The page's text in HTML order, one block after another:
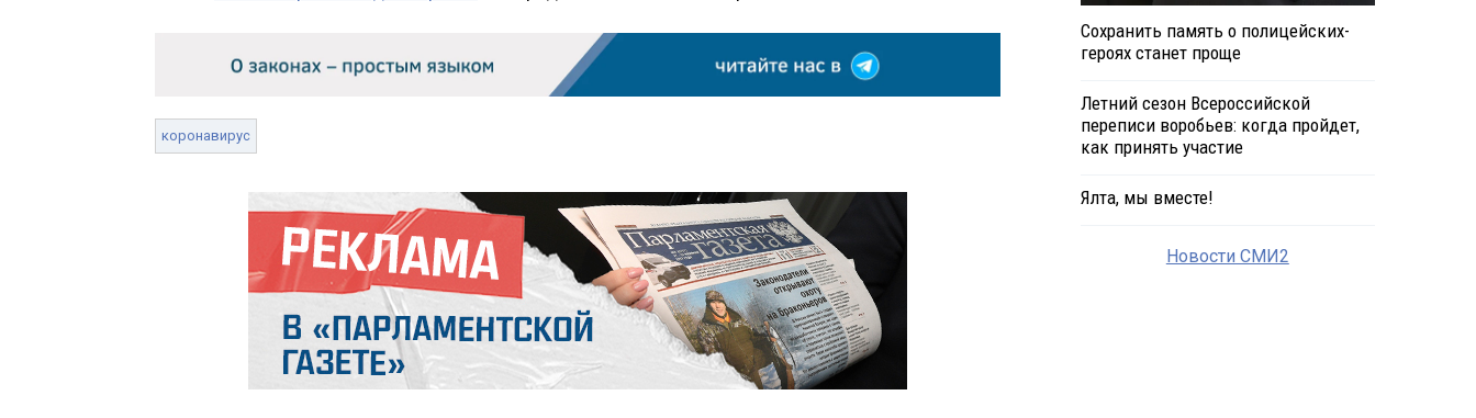
коронавирус
Сохранить память о полицейских-
героях станет проще
Летний сезон Всероссийской
переписи воробьев: когда пройдет,
как принять участие
Ялта, мы вместе!
Новости СМИ2